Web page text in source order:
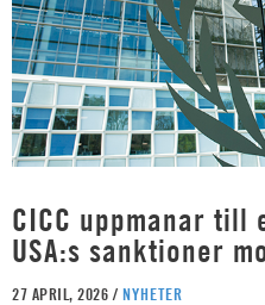
CICC uppmanar till
USA:s sanktioner
27 APRIL, 2026 / NYHETER